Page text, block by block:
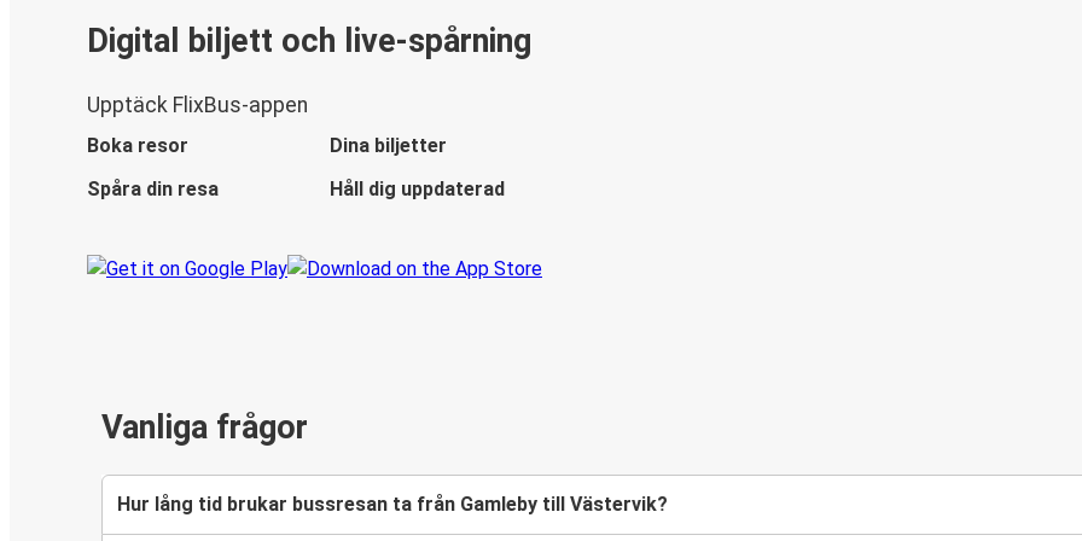
Digital biljett och live-spårning
Upptäck FlixBus-appen
Boka resor
Dina biljetter
Spåra din resa
Håll dig uppdaterad
Vanliga frågor
Hur lång tid brukar bussresan ta från Gamleby till Västervik?